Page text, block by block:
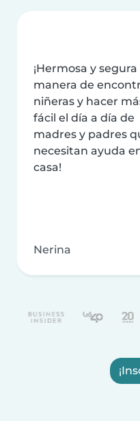
¡Hermosa y segura
manera de
niñeras y hacer
fácil el día a día de
madres y padres
necesitan ayuda
casa!
Nerina